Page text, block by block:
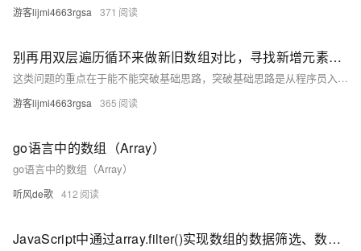
游客lijmi4663rgsa 371
别再用双层遍历循环来做新旧数组对比，寻找新增元素了！使用array.includes和Set来提升代码可读性
这类问题的重点在于能不能突破基础思路，突破基础思路是从程序员入门变成中级甚至高级的第一步，如果所有需求都通过最基础的业务逻辑来做，是得不到成长的。 博客不应该只有代码和解决方案，重点应该在于给出解决方案的同时分享思维模式，只有思维才能可持续地解决问题，只有思维才是真正值得学习和分享的核心要素。如果这篇博客能给您带来一点帮助，麻烦您点个赞支持一下，还可以收藏起来以备不时之需，有疑问和错误欢迎在评论区指出~
游客lijmi4663rgsa 365
go语言中的数组（Array）
go语言中的数组（Array）
听风de歌 412
JavaScript中通过array.filter()实现数组的数据筛选、数据清洗和链式调用，JS中数组过滤器的使用详解（附实际应用代码）